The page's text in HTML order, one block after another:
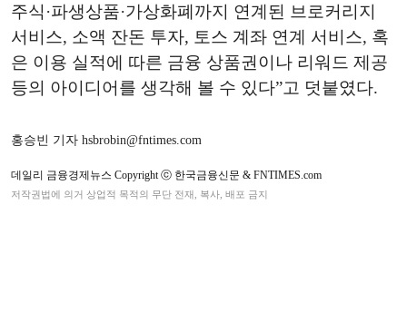
주식·파생상품·가상화폐까지 연계된 브로커리지
서비스, 소액 잔돈 투자, 토스 계좌 연계 서비스, 혹
은 이용 실적에 따른 금융 상품권이나 리워드 제공
등의 아이디어를 생각해 볼 수 있다”고 덧붙였다.
홍승빈 기자 hsbrobin@fntimes.com
데일리 금융경제뉴스 Copyright ⓒ 한국금융신문 & FNTIMES.com
저작권법에 의거 상업적 목적의 무단 전재, 복사, 배포 금지